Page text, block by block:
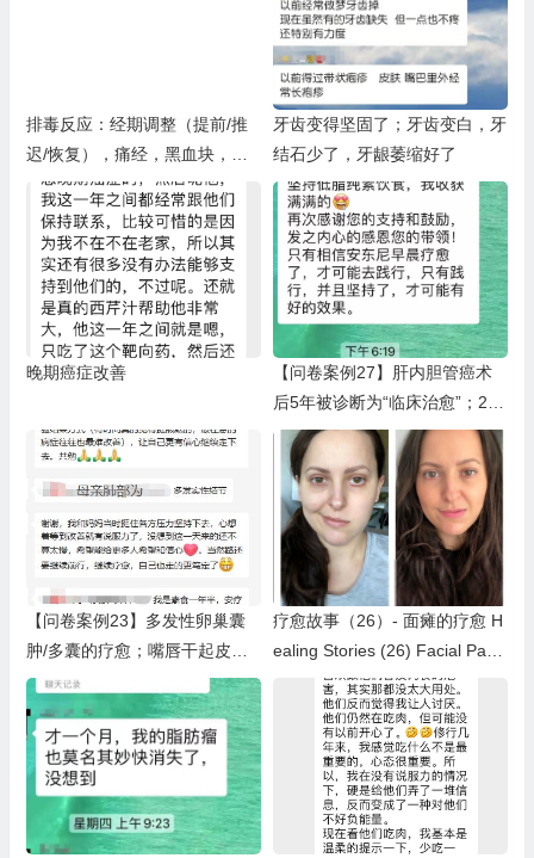
排毒反应：经期调整（提前/推
迟/恢复），痛经，黑血块，子
宫排毒，月经量大，妇科炎症
牙齿变得坚固了；牙齿变白，牙
结石少了，牙龈萎缩好了
晚期癌症改善
【问卷案例27】肝内胆管癌术
后5年被诊断为“临床治愈”；2型
糖尿病好了；脚气和便秘也好
了；改善腰椎间盘突出、急性子
等
【问卷案例23】多发性卵巢囊
肿/多囊的疗愈；嘴唇干起皮好
了；精神体力变好，手脚变勤快
了；手指月牙变多了；紧张焦虑
变乐观开朗
疗愈故事（26）- 面瘫的疗愈 H
ealing Stories (26) Facial Paral